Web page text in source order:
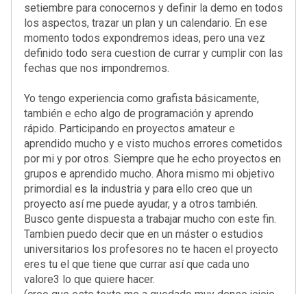
setiembre para conocernos y definir la demo en todos
los aspectos, trazar un plan y un calendario. En ese
momento todos expondremos ideas, pero una vez
definido todo sera cuestion de currar y cumplir con las
fechas que nos impondremos.
Yo tengo experiencia como grafista básicamente,
también e echo algo de programación y aprendo
rápido. Participando en proyectos amateur e
aprendido mucho y e visto muchos errores cometidos
por mi y por otros. Siempre que he echo proyectos en
grupos e aprendido mucho. Ahora mismo mi objetivo
primordial es la industria y para ello creo que un
proyecto así me puede ayudar, y a otros también.
Busco gente dispuesta a trabajar mucho con este fin.
Tambien puedo decir que en un máster o estudios
universitarios los profesores no te hacen el proyecto
eres tu el que tiene que currar así que cada uno
valore3 lo que quiere hacer.